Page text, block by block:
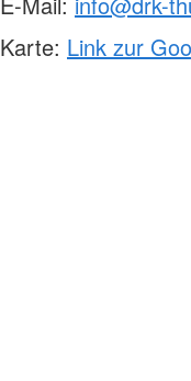
Karte: Link zur